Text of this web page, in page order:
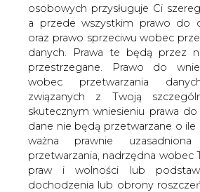
osobowych przysługuje Ci
a przede wszystkim prawo do
oraz prawo sprzeciwu wobec
danych. Prawa te będą przez
przestrzegane. Prawo do
wobec przetwarzania
związanych z Twoją
skutecznym wniesieniu prawa
dane nie będą przetwarzane o
ważna prawnie
przetwarzania, nadrzędna wobec
praw i wolności lub
dochodzenia lub obrony
Należące do Grupy
Porsche zamierzają
opracować nową
przeznaczoną do pojazdów
elektrycznych.
zakresie pozwoli na
zredukowanie kosztów.